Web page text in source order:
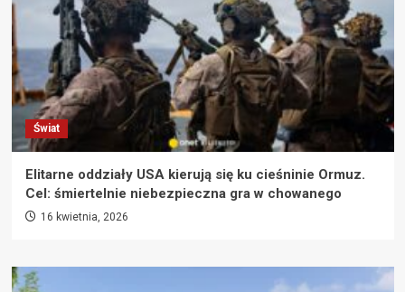
Świat
Elitarne oddziały USA kierują się ku cieśninie Ormuz.
Cel: śmiertelnie niebezpieczna gra w chowanego
16 kwietnia, 2026